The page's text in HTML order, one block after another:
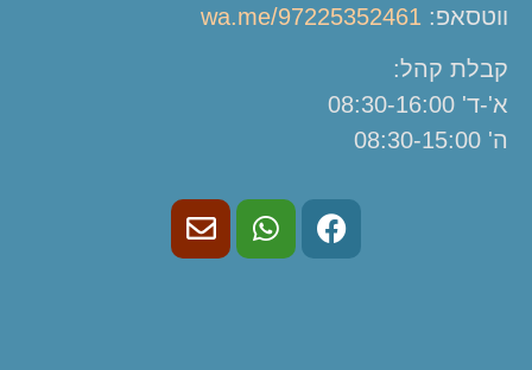
ווטסאפ: wa.me/97225352461
קבלת קהל:
א'-ד' 08:30-16:00
ה' 08:30-15:00